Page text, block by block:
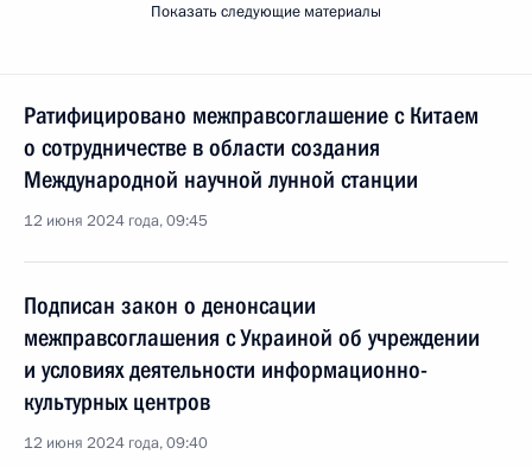
Показать следующие материалы
Ратифицировано межправсоглашение с Китаем
о сотрудничестве в области создания
Международной научной лунной станции
12 июня 2024 года, 09:45
Подписан закон о денонсации
межправсоглашения с Украиной об учреждении
и условиях деятельности информационно-
культурных центров
12 июня 2024 года, 09:40